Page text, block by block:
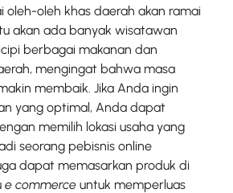
oleh-oleh khas daerah akan ramai
akan ada banyak wisatawan
berbagai makanan dan
mengingat bahwa masa
membaik. Jika Anda ingin
yang optimal, Anda dapat
memilih lokasi usaha yang
seorang pebisnis online
dapat memasarkan produk di
e commerce untuk memperluas